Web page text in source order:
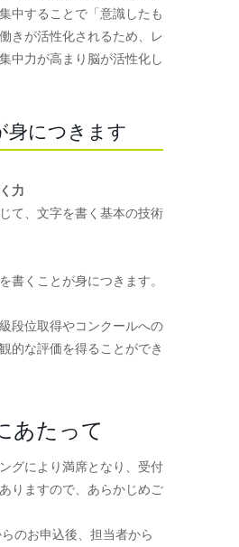
中することで「意識したも
きが活性化されるため、レ
中力が高まり脳が活性化し
身につきます
力
て、文字を書く基本の技術
書くことが身につきます。
段位取得やコンクールへの
的な評価を得ることができ
あたって
グにより満席となり、受付
りますので、あらかじめご
のお申込後、担当者から